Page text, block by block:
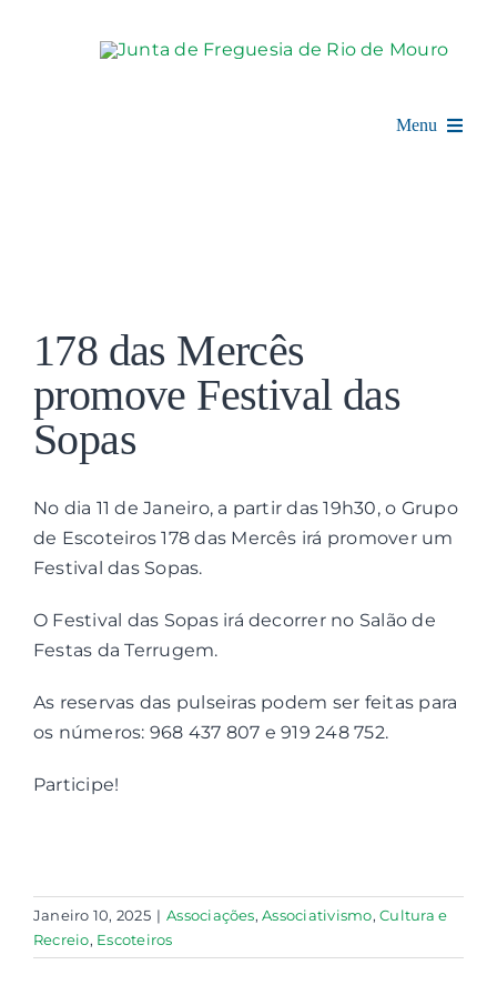
Menu
Balcão Digital
Associações
Larger
Image
178 das Mercês
promove Festival das
Sopas
No dia 11 de Janeiro, a partir das 19h30, o Grupo
de Escoteiros 178 das Mercês irá promover um
Festival das Sopas.
O Festival das Sopas irá decorrer no Salão de
Festas da Terrugem.
As reservas das pulseiras podem ser feitas para
os números: 968 437 807 e 919 248 752.
Participe!
Janeiro 10, 2025 | Associações,Associativismo,Cultura e
Recreio, Escoteiros